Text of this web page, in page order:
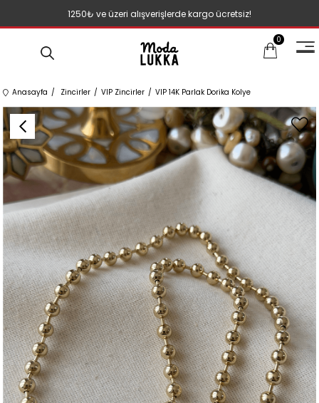
1250₺ ve üzeri alışverişlerde kargo ücretsiz!
0
Anasayfa Zincirler VIP Zincirler VIP 14K Parlak Dorika Kolye